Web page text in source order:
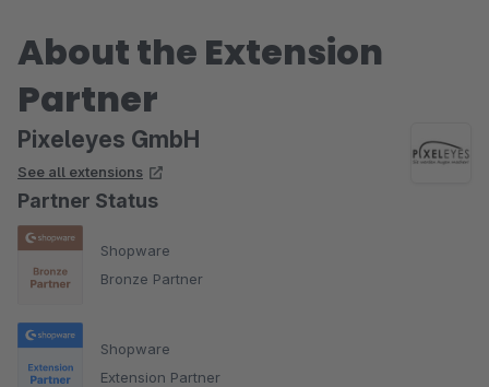
About the Extension
Partner
Pixeleyes GmbH
See all extensions
Partner Status
Shopware
Bronze Partner
Shopware
Extension Partner